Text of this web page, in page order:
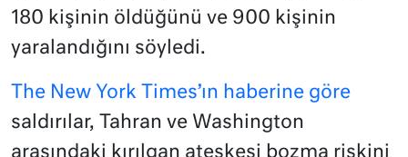
180 kişinin öldüğünü ve 900 kişinin
yaralandığını söyledi.
The New York Times’ın haberine göre
saldırılar, Tahran ve Washington